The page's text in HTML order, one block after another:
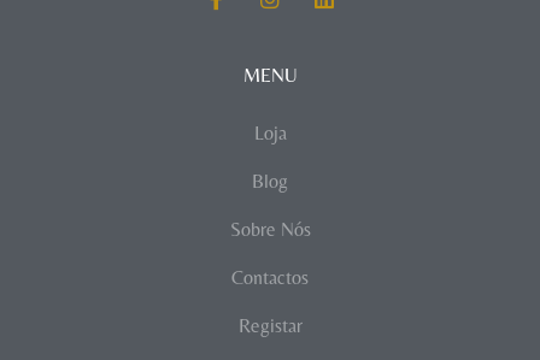
MENU
Loja
Blog
Sobre Nós
Contactos
Registar